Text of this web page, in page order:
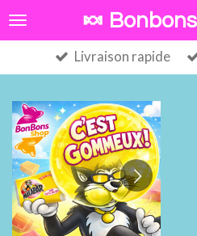
Passer
au
contenu
principal
🍬
Livraison rapide